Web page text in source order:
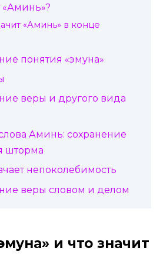
«Аминь»?
«Аминь» в конце
понятия «эмуна»
веры и другого вида
Аминь: сохранение
шторма
непоколебимость
веры словом и делом
и что значит